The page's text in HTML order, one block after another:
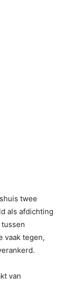
twee
als afdichting
vaak tegen,
van